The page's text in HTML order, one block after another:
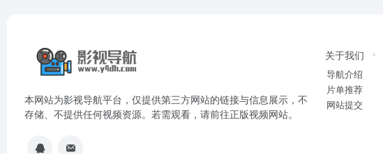
本网站为影视导航平台，仅提供第三方网站的链接与信息展示，不
存储、不提供任何视频资源。若需观看，请前往正版视频网站。
关于我们
导航介绍
片单推荐
网站提交